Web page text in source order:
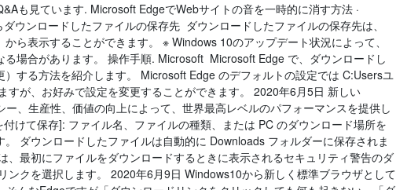
も見ています. Microsoft EdgeでWebサイトの音を一時的に消す方法 ·
ウンロードしたファイルの保存先 ダウンロードしたファイルの保存先は、
から表示することができます。 ※ Windows 10のアップデート状況によって、
る場合があります。 操作手順. Microsoft Microsoft Edge で、ダウンロードし
）する方法を紹介します。 Microsoft Edge のデフォルトの設定では C:Usersユ
すが、お好みで設定を変更することができます。 2020年6月5日 新しい
、生産性、価値の向上によって、世界最高レベルのパフォーマンスを提供し
けて保存]: ファイル名、ファイルの種類、または PC のダウンロード場所を
ダウンロードしたファイルは自動的に Downloads フォルダーに保存されま
、最初にファイルをダウンロードするときに表示されるセキュリティ警告のダ
ンクを選択します。 2020年6月9日 Windows10から新しく標準ブラウザとして